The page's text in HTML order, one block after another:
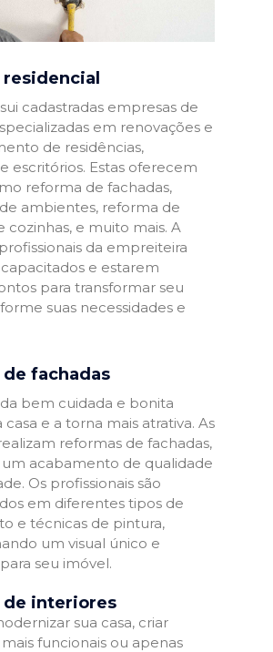
residencial
cadastradas empresas de
em renovações e
de residências,
escritórios. Estas oferecem
reforma de fachadas,
ambientes, reforma de
cozinhas, e muito mais. A
da empreiteira
e estarem
para transformar seu
suas necessidades e
fachadas
bem cuidada e bonita
casa e a torna mais atrativa. As
reformas de fachadas,
acabamento de qualidade
Os profissionais são
em diferentes tipos de
e técnicas de pintura,
um visual único e
seu imóvel.
de interiores
sua casa, criar
funcionais ou apenas